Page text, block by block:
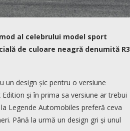
al celebrului model sport
de culoare neagră denumită R3
un design șic pentru o versiune
și în prima sa versiune ar trebui
Legende Automobiles preferă ceva
Până la urmă un design gri și unul